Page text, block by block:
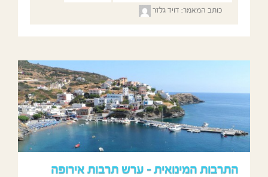
כותב המאמר: דויד גלזר
התרבות המינואית – ערש תרבות אירופה